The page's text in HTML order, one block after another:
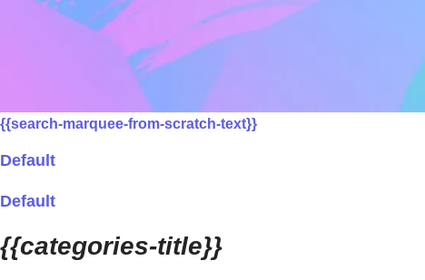
{{search-marquee-from-scratch-text}}
Default
Default
{{categories-title}}